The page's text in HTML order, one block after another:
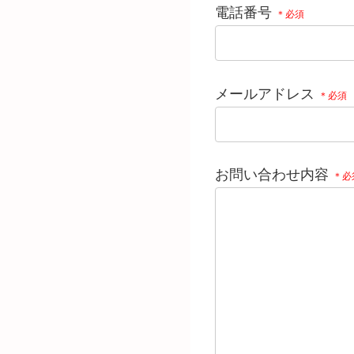
電話番号 ＊必須
メールアドレス ＊必須
お問い合わせ内容 ＊